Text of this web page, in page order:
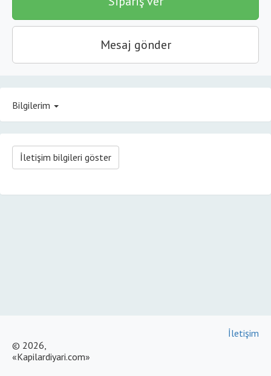
Mesaj gönder
Bilgilerim
İletişim bilgileri göster
© 2026,
«Kapilardiyari.com»
İletişim